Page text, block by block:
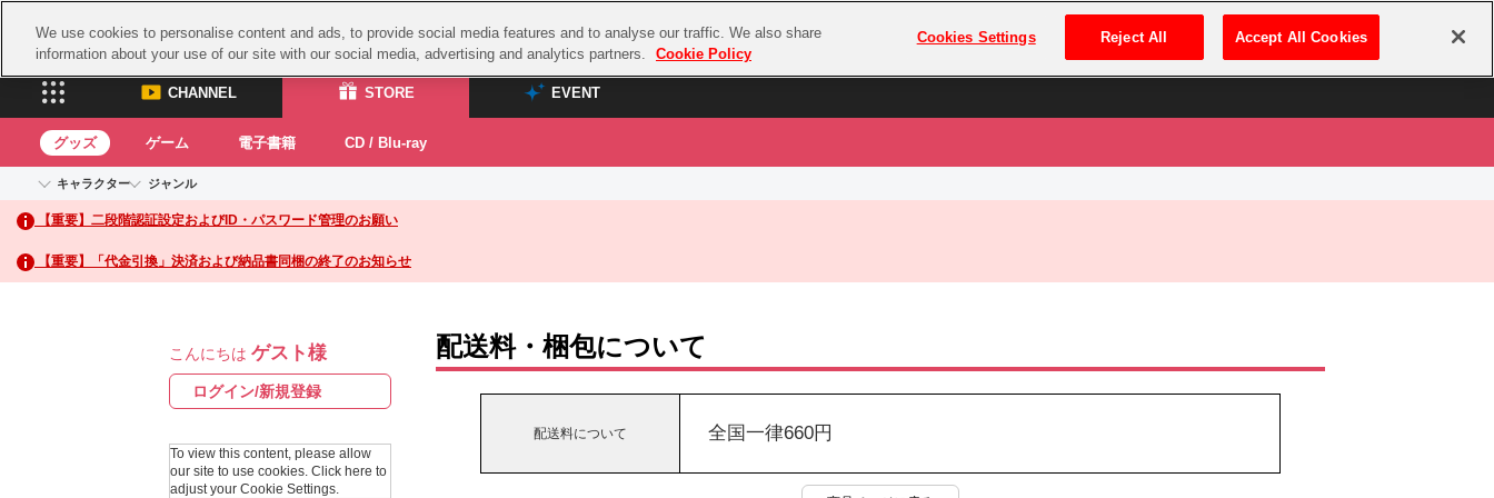
プレミアム会員とは ログイン・新規登録
CHANNEL STORE EVENT
CHANNEL
ASOBI CHANNEL TOP
STORE
ASOBI STORE TOP
グッズ
EVENT
ASOBI STAGE
グッズ ゲーム 電子書籍 CD / Blu-ray
キャラクター
アイドルマスターシリーズ
アイドルマスター
アイドルマスター シンデレラガールズ
アイドルマスター シャイニーカラーズ
学園アイドルマスター
プロジェクトアイマス ヴイアライヴ
テイルズ オブ シリーズ
ナムコクラシック
スサノオマジック
ガンダムシリーズ
ラブライブ！サンシャイン‼
アイドリッシュセブン
ジャンル
イベントグッズ
トイ・ホビー
【重要】二段階認証設定およびID・パスワード管理のお願い
【重要】「代金引換」決済および納品書同梱の終了のお知らせ
こんにちは ゲスト様
ログイン/新規登録
To view this content, please allow
our site to use cookies. Click here to
adjust your Cookie Settings.
配送料・梱包について
配送料について 全国一律660円
We use cookies to personalise content and ads, to provide social media features and to analyse our traffic. We also share
information about your use of our site with our social media, advertising and analytics partners.
Cookie Policy
Cookies Settings Reject All Accept All Cookies